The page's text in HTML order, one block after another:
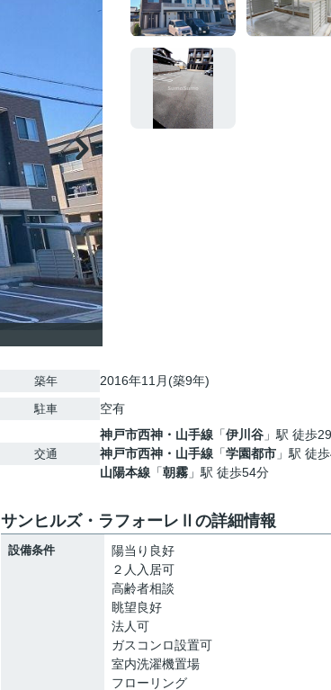
築年 2016年11月(築9年)
駐車 空有
交通
神戸市西神・山手線 「伊川谷 」駅 徒歩
神戸市西神・山手線 「学園都市 」駅 徒
山陽本線 「朝霧 」駅 徒歩54分
サンヒルズ・ラフォーレⅡの詳細情報
設備条件
陽当り良好
２人入居可
高齢者相談
眺望良好
法人可
ガスコンロ設置可
室内洗濯機置場
フローリング